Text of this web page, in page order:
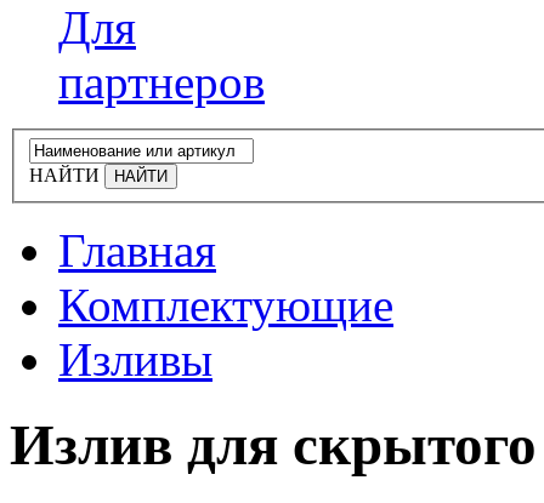
Для
партнеров
НАЙТИ
Главная
Комплектующие
Изливы
Излив для